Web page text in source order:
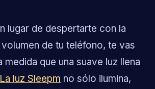
lugar de despertarte con la
de tu teléfono, te vas
medida que una suave luz llena
La luz Sleepm no sólo ilumina,